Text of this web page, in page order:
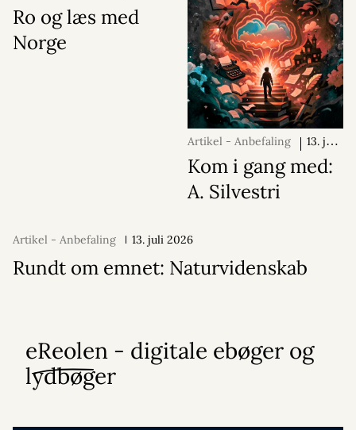
2026
Ro og læs med
Norge
Artikel - Anbefaling
13. juli
2026
Kom i gang med:
A. Silvestri
Artikel - Anbefaling 13. juli 2026
Rundt om emnet: Naturvidenskab
eReolen - digitale ebøger og
lydbøger